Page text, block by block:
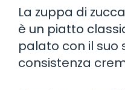
La zuppa di
è un piatto
palato con il suo
consistenza